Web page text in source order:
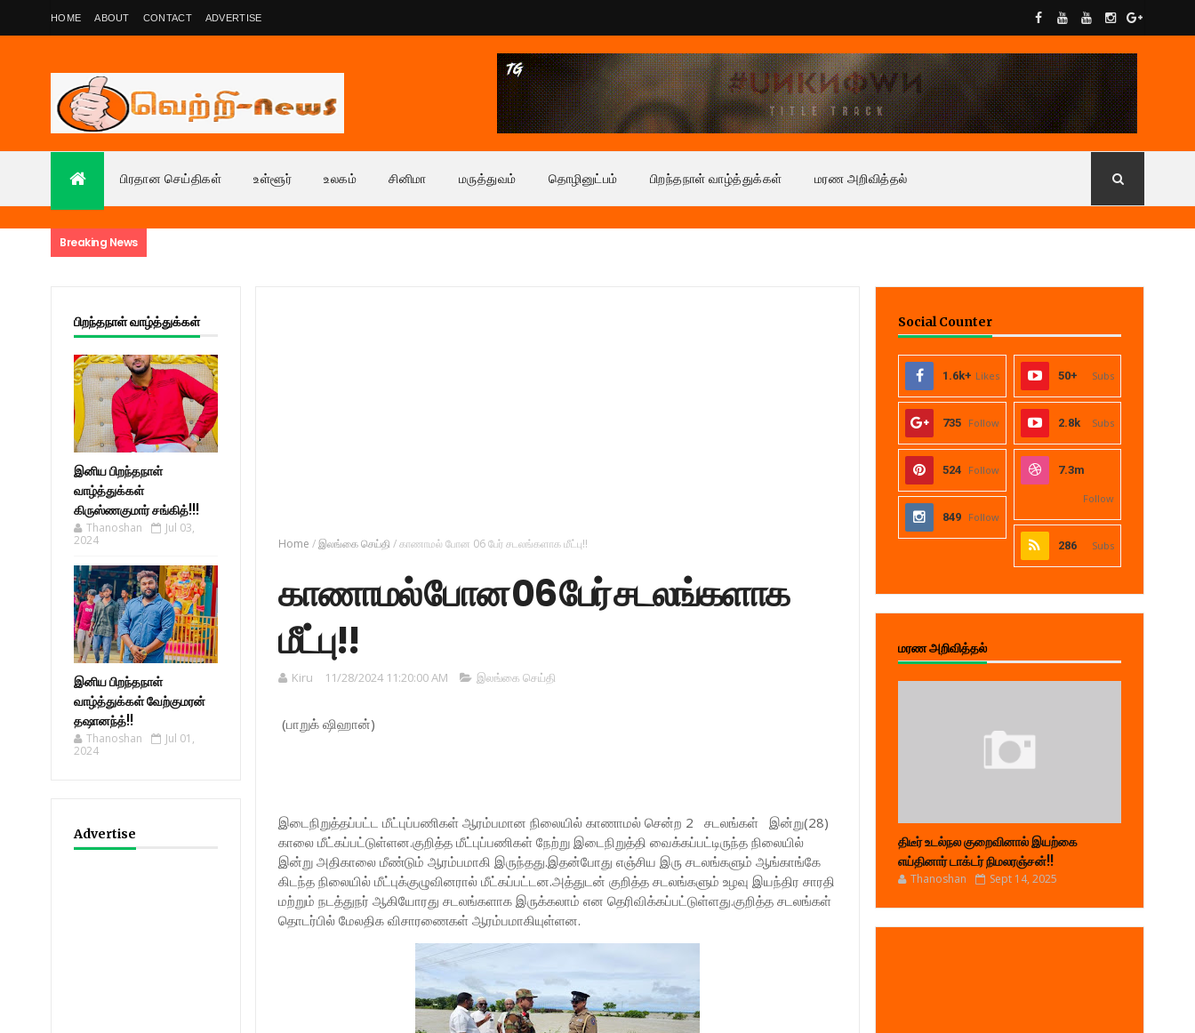
HOME ABOUT CONTACT ADVERTISE
பிரதான செய்திகள் உள்ளூர் உலகம் சினிமா மருத்துவம் தொழினுட்பம் பிறந்தநாள் வாழ்த்துக்கள் மரண அறிவித்தல்
Breaking News
பிறந்தநாள் வாழ்த்துக்கள்
இனிய பிறந்தநாள்
வாழ்த்துக்கள்
கிருஸ்ணகுமார் சங்கித்!!!
Thanoshan
Jul 03,
2024
இனிய பிறந்தநாள்
வாழ்த்துக்கள் வேற்குமரன்
தஷானந்த்!!
Thanoshan
Jul 01,
2024
Advertise
Home /இலங்கை செய்தி /காணாமல் போன 06 பேர் சடலங்களாக மீட்பு!!
காணாமல் போன 06 பேர் சடலங்களாக
மீட்பு!!
Kiru 11/28/2024 11:20:00 AM இலங்கை செய்தி
(பாறுக் ஷிஹான்)
இடைநிறுத்தப்பட்ட மீட்புப்பணிகள் ஆரம்பமான நிலையில் காணாமல் சென்ற 2 சடலங்கள் இன்று(28)
காலை மீட்கப்பட்டுள்ளன.குறித்த மீட்புப்பணிகள் நேற்று இடைநிறுத்தி வைக்கப்பட்டிருந்த நிலையில்
இன்று அதிகாலை மீண்டும் ஆரம்பமாகி இருந்தது.இதன்போது எஞ்சிய இரு சடலங்களும் ஆங்காங்கே
கிடந்த நிலையில் மீட்புக்குழுவினரால் மீட்கப்பட்டன.அத்துடன் குறித்த சடலங்களும் உழவு இயந்திர சாரதி
மற்றும் நடத்துநர் ஆகியோரது சடலங்களாக இருக்கலாம் என தெரிவிக்கப்பட்டுள்ளது.குறித்த சடலங்கள்
தொடர்பில் மேலதிக விசாரணைகள் ஆரம்பமாகியுள்ளன.
Social Counter
1.6k+ Likes 50+ Subs
735 Follow 2.8k Subs
524 Follow 7.3m
Follow
849 Follow
286 Subs
மரண அறிவித்தல்
திடீர் உடல்நல குறைவினால் இயற்கை
எய்தினார் டாக்டர் நிமலரஞ்சன்!!
Thanoshan Sept 14, 2025